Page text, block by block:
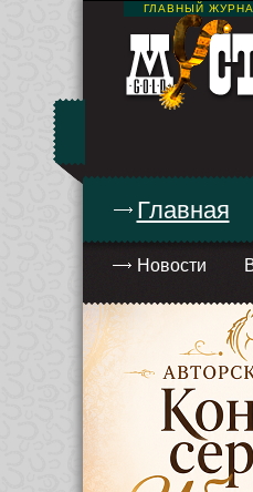
ГЛАВНЫЙ
Главная
Новости